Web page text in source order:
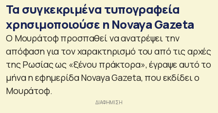
Τα συγκεκριμένα τυπογραφεία
χρησιμοποιούσε η Novaya Gazeta
Ο Μουράτοφ προσπαθεί να ανατρέψει την
απόφαση για τον χαρακτηρισμό του από τις αρχές
της Ρωσίας ως «ξένου πράκτορα», έγραψε αυτό το
μήνα η εφημερίδα Novaya Gazeta, που εκδίδει ο
Μουράτοφ.